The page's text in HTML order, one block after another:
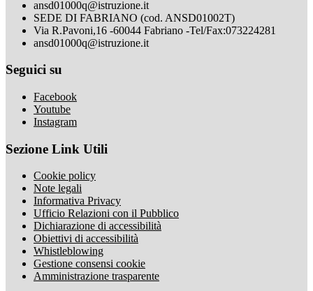
ansd01000q@istruzione.it
SEDE DI FABRIANO (cod. ANSD01002T)
Via R.Pavoni,16 -60044 Fabriano -Tel/Fax:073224281
ansd01000q@istruzione.it
Seguici su
Facebook
Youtube
Instagram
Sezione Link Utili
Cookie policy
Note legali
Informativa Privacy
Ufficio Relazioni con il Pubblico
Dichiarazione di accessibilità
Obiettivi di accessibilità
Whistleblowing
Gestione consensi cookie
Amministrazione trasparente